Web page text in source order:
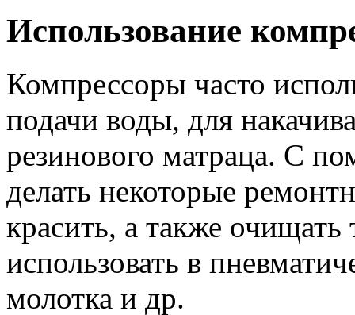
Использование
Компрессоры часто
подачи воды, для
резинового матраца. С
делать некоторые
красить, а также
использовать в
молотка и др.